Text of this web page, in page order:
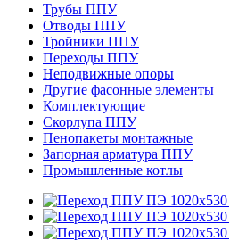
Трубы ППУ
Отводы ППУ
Тройники ППУ
Переходы ППУ
Неподвижные опоры
Другие фасонные элементы
Комплектующие
Скорлупа ППУ
Пенопакеты монтажные
Запорная арматура ППУ
Промышленные котлы